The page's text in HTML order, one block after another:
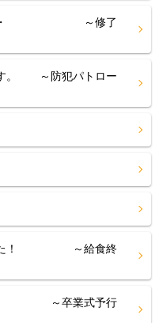
・・・・ ～修了
す。 ～防犯パトロー
した！ ～給食終
業式予行